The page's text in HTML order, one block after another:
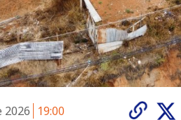
2026 19:00